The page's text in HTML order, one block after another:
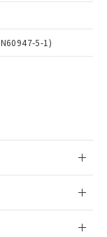
5-1)
人情報
1.共同利
る法人を
明書
）
を証明す
明する
い限
おりま